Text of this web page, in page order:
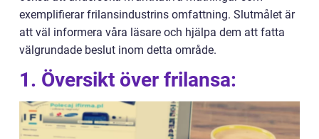
exemplifierar frilansindustrins omfattning. Slutmålet är
att väl informera våra läsare och hjälpa dem att fatta
välgrundade beslut inom detta område.
1. Översikt över frilansa: